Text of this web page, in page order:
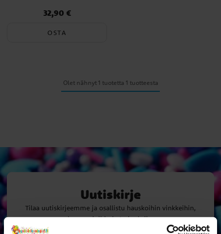
Hinta:32,90 €
32,90 €
OSTA
Olet nähnyt 1 tuotetta 1 tuotteesta
Uutiskirje
Tilaa uutiskirjeemme ja osallistu hauskoihin vinkkeihin,
kampanjoihin ja tarjouksiin.